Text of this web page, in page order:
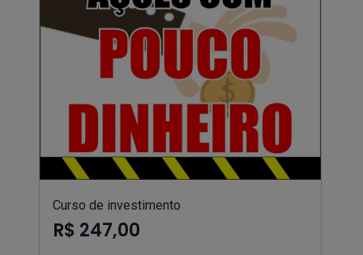
Curso de investimento
R$ 247,00